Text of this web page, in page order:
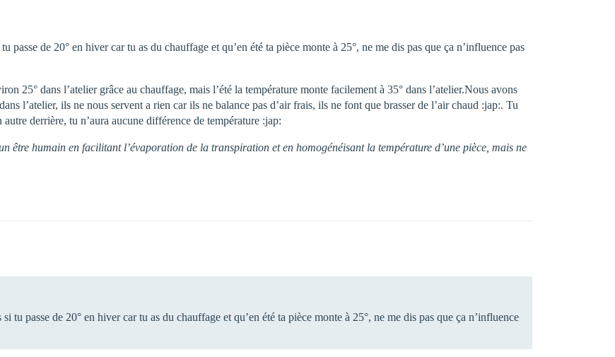
passe de 20° en hiver car tu as du chauffage et qu’en été ta pièce monte à 25°, ne me dis pas que ça n’influence pas
25° dans l’atelier grâce au chauffage, mais l’été la température monte facilement à 35° dans l’atelier.Nous avons
l’atelier, ils ne nous servent a rien car ils ne balance pas d’air frais, ils ne font que brasser de l’air chaud :jap:. Tu
derrière, tu n’aura aucune différence de température :jap:
être humain en facilitant l’évaporation de la transpiration et en homogénéisant la température d’une pièce, mais ne
tu passe de 20° en hiver car tu as du chauffage et qu’en été ta pièce monte à 25°, ne me dis pas que ça n’influence